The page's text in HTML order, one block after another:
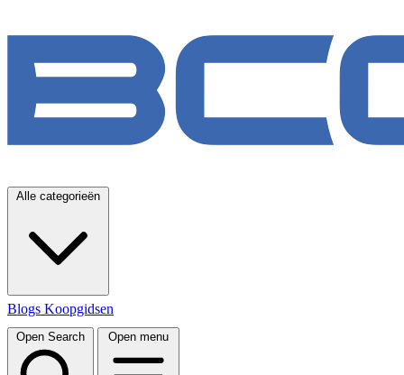
Alle categorieën
Blogs Koopgidsen
Open Search Open menu